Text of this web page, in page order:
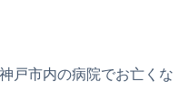
戸市内の病院でお亡くな